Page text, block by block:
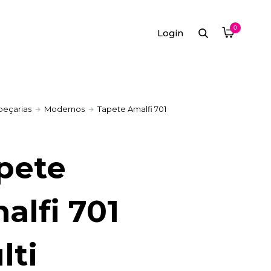
Login 0
Modernos
Tapete Amalfi 701
701